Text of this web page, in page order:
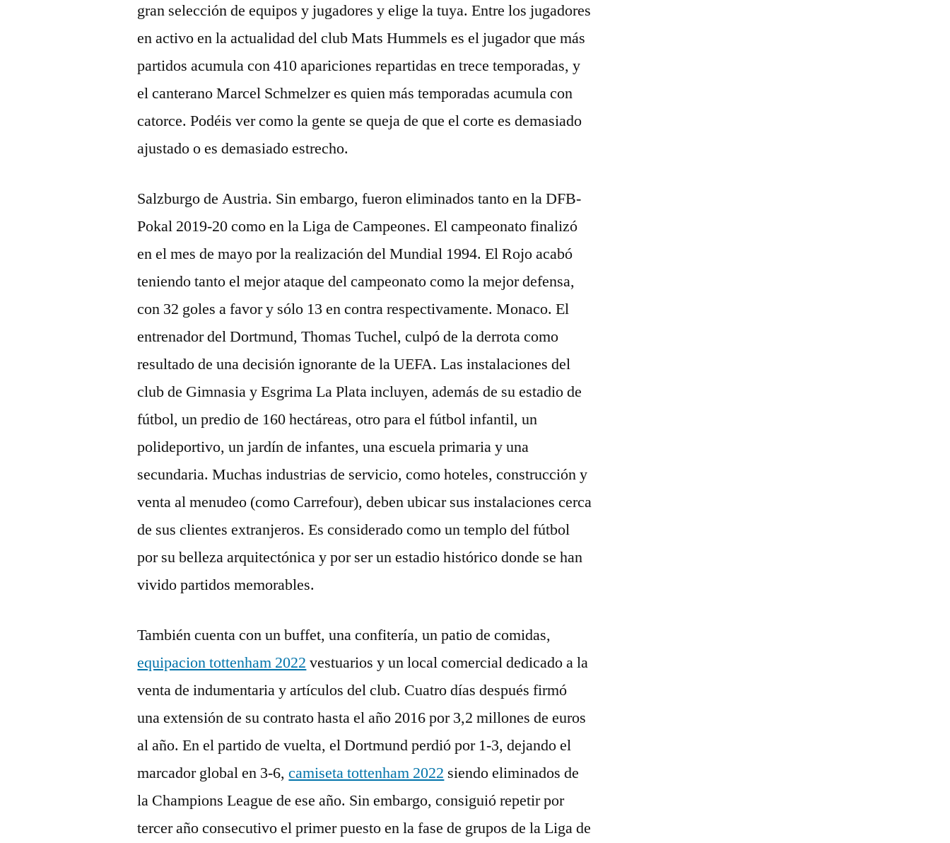
gran selección de equipos y jugadores y elige la tuya. Entre los jugadores
en activo en la actualidad del club Mats Hummels es el jugador que más
partidos acumula con 410 apariciones repartidas en trece temporadas, y
el canterano Marcel Schmelzer es quien más temporadas acumula con
catorce. Podéis ver como la gente se queja de que el corte es demasiado
ajustado o es demasiado estrecho.
Salzburgo de Austria. Sin embargo, fueron eliminados tanto en la DFB-
Pokal 2019-20 como en la Liga de Campeones. El campeonato finalizó
en el mes de mayo por la realización del Mundial 1994. El Rojo acabó
teniendo tanto el mejor ataque del campeonato como la mejor defensa,
con 32 goles a favor y sólo 13 en contra respectivamente. Monaco. El
entrenador del Dortmund, Thomas Tuchel, culpó de la derrota como
resultado de una decisión ignorante de la UEFA. Las instalaciones del
club de Gimnasia y Esgrima La Plata incluyen, además de su estadio de
fútbol, un predio de 160 hectáreas, otro para el fútbol infantil, un
polideportivo, un jardín de infantes, una escuela primaria y una
secundaria. Muchas industrias de servicio, como hoteles, construcción y
venta al menudeo (como Carrefour), deben ubicar sus instalaciones cerca
de sus clientes extranjeros. Es considerado como un templo del fútbol
por su belleza arquitectónica y por ser un estadio histórico donde se han
vivido partidos memorables.
También cuenta con un buffet, una confitería, un patio de comidas,
equipacion tottenham 2022 vestuarios y un local comercial dedicado a la
venta de indumentaria y artículos del club. Cuatro días después firmó
una extensión de su contrato hasta el año 2016 por 3,2 millones de euros
al año. En el partido de vuelta, el Dortmund perdió por 1-3, dejando el
marcador global en 3-6,camiseta tottenham 2022 siendo eliminados de
la Champions League de ese año. Sin embargo, consiguió repetir por
tercer año consecutivo el primer puesto en la fase de grupos de la Liga de